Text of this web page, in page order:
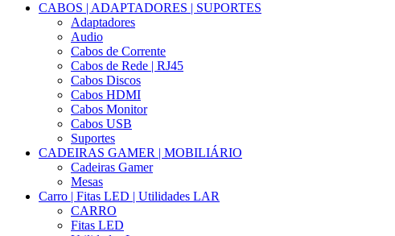
CABOS | ADAPTADORES | SUPORTES
Adaptadores
Audio
Cabos de Corrente
Cabos de Rede | RJ45
Cabos Discos
Cabos HDMI
Cabos Monitor
Cabos USB
Suportes
CADEIRAS GAMER | MOBILIÁRIO
Cadeiras Gamer
Mesas
Carro | Fitas LED | Utilidades LAR
CARRO
Fitas LED